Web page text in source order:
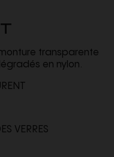
transparente
en nylon.
VERRES